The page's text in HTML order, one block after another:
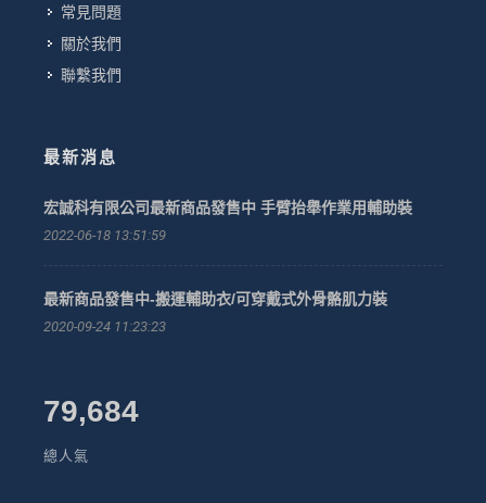
常見問題
關於我們
聯繫我們
最新消息
宏誠科有限公司最新商品發售中 手臂抬舉作業用輔助裝
2022-06-18 13:51:59
最新商品發售中-搬運輔助衣/可穿戴式外骨骼肌力裝
2020-09-24 11:23:23
79,684
總人氣